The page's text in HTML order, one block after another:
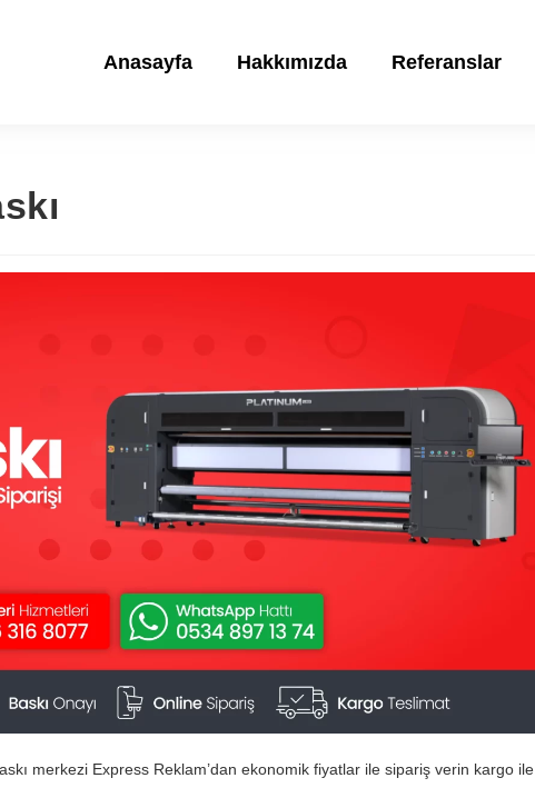
Anasayfa Hakkımızda Referanslar
merkezi Express Reklam’dan ekonomik fiyatlar ile sipariş verin kargo ile